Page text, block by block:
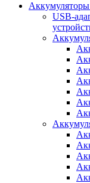
Аккумуляторы
USB-